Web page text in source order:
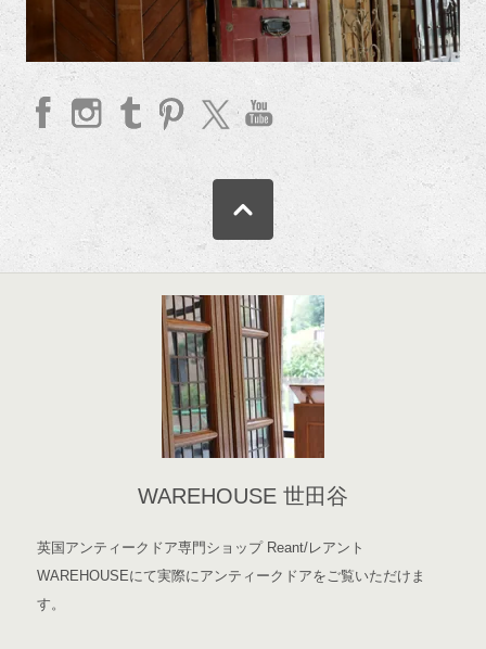
faceb
ook
Pinte
YouT
ube
WAREHOUSE 世田谷
英国アンティークドア専門ショップ Reant/レアント
WAREHOUSEにて実際にアンティークドアをご覧いただけま
す。